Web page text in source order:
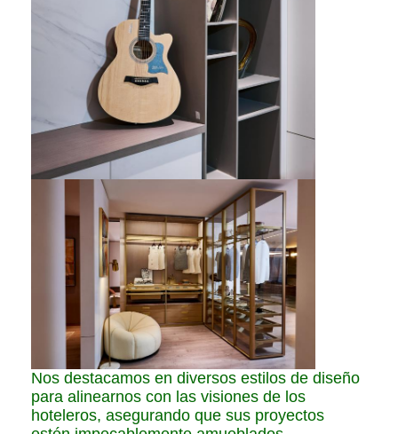
Nos destacamos en diversos estilos de diseño
para alinearnos con las visiones de los
hoteleros, asegurando que sus proyectos